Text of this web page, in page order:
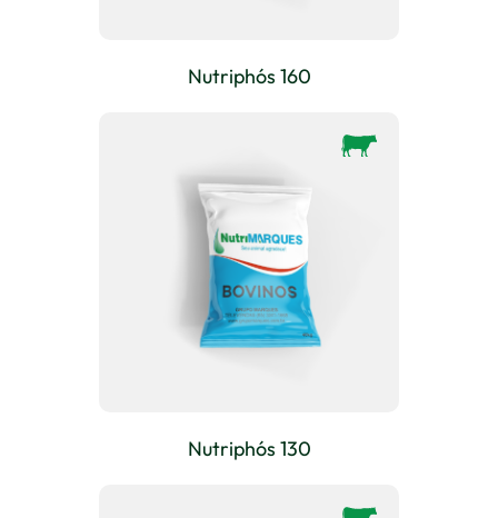
Nutriphós 160
Nutriphós 130